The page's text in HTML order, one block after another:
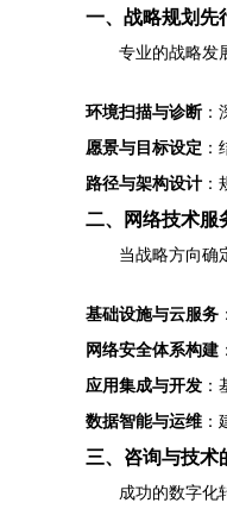
一、战略规划先
专业的战略发
环境扫描与诊断
愿景与目标设定
路径与架构设计
二、网络技术服
当战略方向确
基础设施与云服务
网络安全体系构建
应用集成与开发
数据智能与运维
三、咨询与技术
成功的数字化